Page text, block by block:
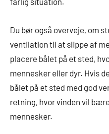
Du bør også overveje, om
ventilation til at slippe af
placere bålet på et sted,
mennesker eller dyr. Hvis
bålet på et sted med god
retning, hvor vinden vil
mennesker.